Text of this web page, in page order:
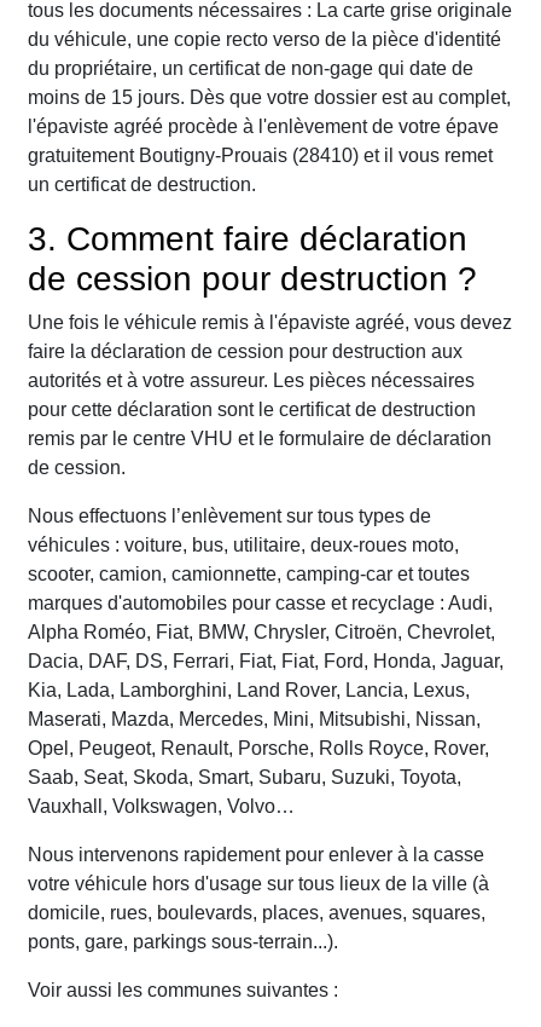
tous les documents nécessaires : La carte grise originale
du véhicule, une copie recto verso de la pièce d'identité
du propriétaire, un certificat de non-gage qui date de
moins de 15 jours. Dès que votre dossier est au complet,
l'épaviste agréé procède à l'enlèvement de votre épave
gratuitement Boutigny-Prouais (28410) et il vous remet
un certificat de destruction.
3. Comment faire déclaration
de cession pour destruction ?
Une fois le véhicule remis à l'épaviste agréé, vous devez
faire la déclaration de cession pour destruction aux
autorités et à votre assureur. Les pièces nécessaires
pour cette déclaration sont le certificat de destruction
remis par le centre VHU et le formulaire de déclaration
de cession.
Nous effectuons l’enlèvement sur tous types de
véhicules : voiture, bus, utilitaire, deux-roues moto,
scooter, camion, camionnette, camping-car et toutes
marques d'automobiles pour casse et recyclage : Audi,
Alpha Roméo, Fiat, BMW, Chrysler, Citroën, Chevrolet,
Dacia, DAF, DS, Ferrari, Fiat, Fiat, Ford, Honda, Jaguar,
Kia, Lada, Lamborghini, Land Rover, Lancia, Lexus,
Maserati, Mazda, Mercedes, Mini, Mitsubishi, Nissan,
Opel, Peugeot, Renault, Porsche, Rolls Royce, Rover,
Saab, Seat, Skoda, Smart, Subaru, Suzuki, Toyota,
Vauxhall, Volkswagen, Volvo…
Nous intervenons rapidement pour enlever à la casse
votre véhicule hors d'usage sur tous lieux de la ville (à
domicile, rues, boulevards, places, avenues, squares,
ponts, gare, parkings sous-terrain...).
Voir aussi les communes suivantes :